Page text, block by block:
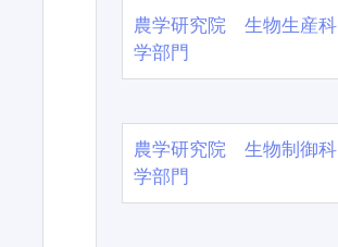
農学研究院 生物生産科
学部門
農学研究院 生物制御科
学部門